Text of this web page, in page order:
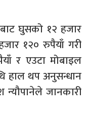
घुसको १२ हजार
१२० रुपैयाँ गरी
र एउटा मोबाइल
हाल थप अनुसन्धान
न्यौपानेले जानकारी